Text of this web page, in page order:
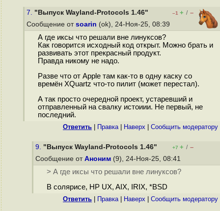
7. "Выпуск Wayland-Protocols 1.46" –1 + / –
Сообщение от soarin (ok), 24-Ноя-25, 08:39
А где иксы что решали вне линуксов?
Как говорится исходный код открыт. Можно брать и
развивать этот прекрасный продукт.
Правда никому не надо.
Разве что от Apple там как-то в одну каску со
времён XQuartz что-то пилит (может перестал).
А так просто очередной проект, устаревший и
отправленный на свалку истоиии. Не первый, не
последний.
Ответить Правка| Наверх Cообщить модератору
9. "Выпуск Wayland-Protocols 1.46" +7 + / –
Сообщение от Аноним (9), 24-Ноя-25, 08:41
> А где иксы что решали вне линуксов?
В солярисе, HP UX, AIX, IRIX, *BSD
Ответить Правка| Наверх Cообщить модератору